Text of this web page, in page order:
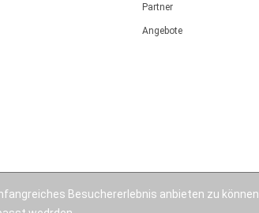
Partner
Angebote
Besuchererlebnis anbieten zu können.